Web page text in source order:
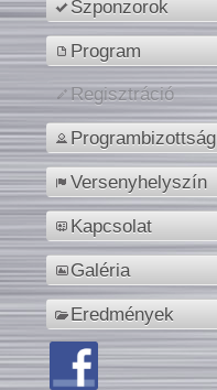
Szponzorok
Program
Regisztráció
Programbizottság
Versenyhelyszín
Kapcsolat
Galéria
Eredmények